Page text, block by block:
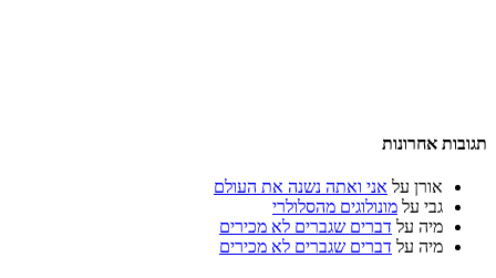
תגובות אחרונות
אורן על אני ואתה נשנה את העולם
גבי על מונולוגים מהסלולרי
מיה על דברים שגברים לא מכירים
מיה על דברים שגברים לא מכירים